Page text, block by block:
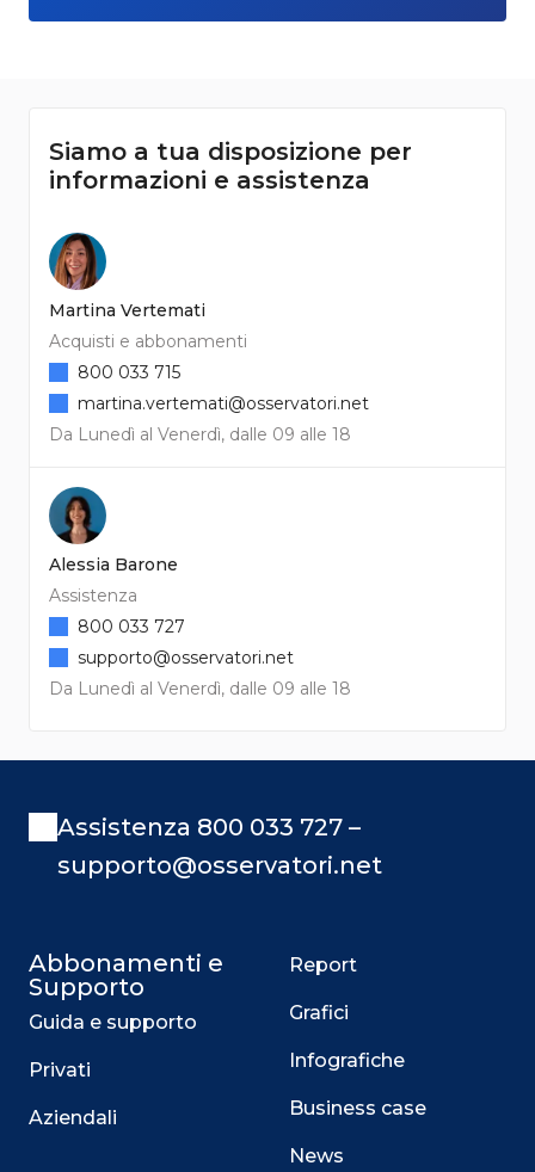
Siamo a tua disposizione per
informazioni e assistenza
Martina Vertemati
Acquisti e abbonamenti
Da Lunedì al Venerdì, dalle 09 alle 18
800 033 715
martina.vertemati@osservatori.net
Alessia Barone
Assistenza
Da Lunedì al Venerdì, dalle 09 alle 18
800 033 727
supporto@osservatori.net
Assistenza 800 033 727 –
supporto@osservatori.net
Abbonamenti e
Supporto
Guida e supporto
Privati
Aziendali
Report
Grafici
Infografiche
Business case
News